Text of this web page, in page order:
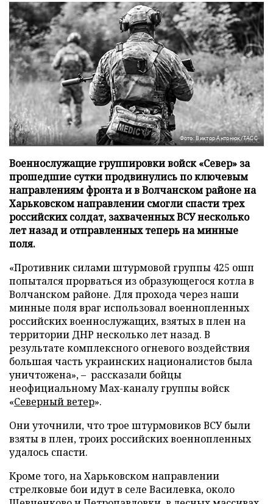
Фото: Виктор Антонюк/ТАСС
Военнослужащие группировки войск «Север» за
прошедшие сутки продвинулись по ключевым
направлениям фронта и в Волчанском районе на
Харьковском направлении смогли спасти трех
российских солдат, захваченных ВСУ несколько
лет назад и отправленных теперь на минные
поля.
«Противник силами штурмовой группы 425 ошп
попытался прорваться из образующегося котла в
Волчанском районе. Для прохода через наши
минные поля враг использовал военнопленных
российских военнослужащих, взятых в плен на
территории ДНР несколько лет назад. В
результате комплексного огневого воздействия
большая часть украинских националистов была
уничтожена», – рассказали бойцы
неофициальному Max-каналу группы войск
«Северный ветер».
Они уточнили, что трое штурмовиков ВСУ были
взяты в плен, троих российских военнопленных
удалось спасти.
Кроме того, на Харьковском направлении
стрелковые бои идут в селе Василевка, около